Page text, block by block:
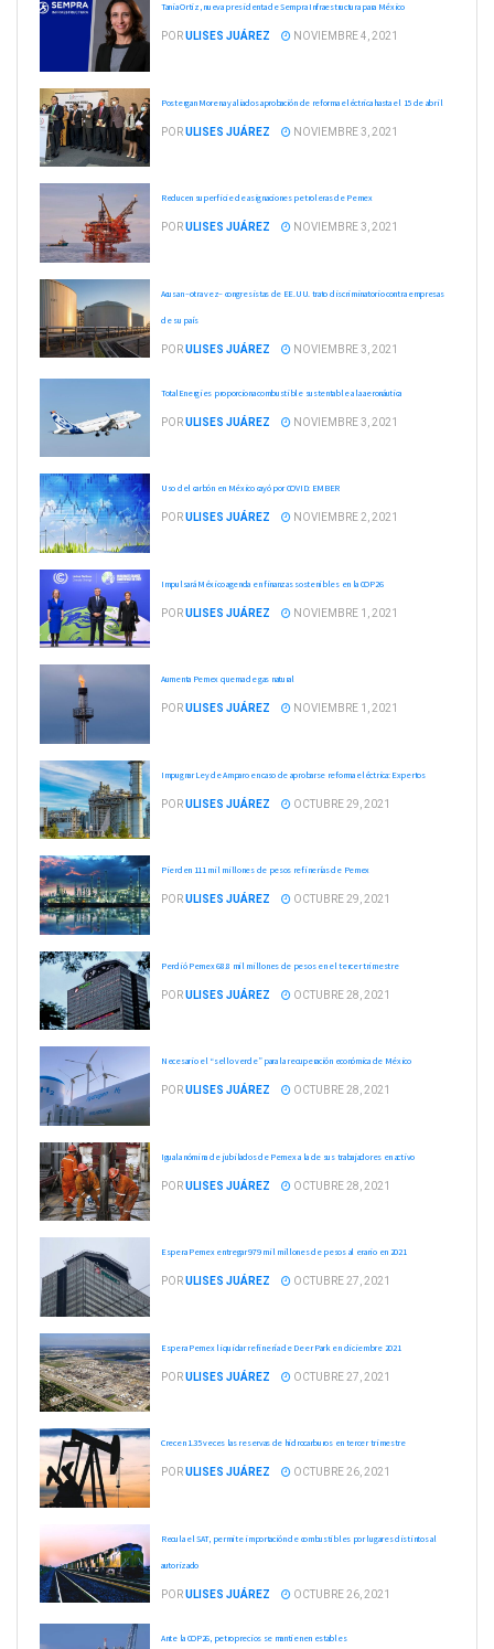
Tania Ortiz, nueva presidenta de Sempra Infraestructura para México
PORULISES JUÁREZ NOVIEMBRE 4, 2021
Postergan Morena y aliados aprobación de reforma eléctrica hasta el 15 de abril
PORULISES JUÁREZ NOVIEMBRE 3, 2021
Reducen superficie de asignaciones petroleras de Pemex
PORULISES JUÁREZ NOVIEMBRE 3, 2021
Acusan –otra vez– congresistas de EE.UU. trato discriminatorio contra empresas
de su país
PORULISES JUÁREZ NOVIEMBRE 3, 2021
TotalEnergies proporciona combustible sustentable a la aeronáutica
PORULISES JUÁREZ NOVIEMBRE 3, 2021
Uso del carbón en México cayó por COVID: EMBER
PORULISES JUÁREZ NOVIEMBRE 2, 2021
Impulsará México agenda en finanzas sostenibles en la COP26
PORULISES JUÁREZ NOVIEMBRE 1, 2021
Aumenta Pemex quema de gas natural
PORULISES JUÁREZ NOVIEMBRE 1, 2021
Impugnar Ley de Amparo en caso de aprobarse reforma eléctrica: Expertos
PORULISES JUÁREZ OCTUBRE 29, 2021
Pierden 111 mil millones de pesos refinerías de Pemex
PORULISES JUÁREZ OCTUBRE 29, 2021
Perdió Pemex 68.8 mil millones de pesos en el tercer trimestre
PORULISES JUÁREZ OCTUBRE 28, 2021
Necesario el “sello verde” para la recuperación económica de México
PORULISES JUÁREZ OCTUBRE 28, 2021
Iguala nómina de jubilados de Pemex a la de sus trabajadores en activo
PORULISES JUÁREZ OCTUBRE 28, 2021
Espera Pemex entregar 979 mil millones de pesos al erario en 2021
PORULISES JUÁREZ OCTUBRE 27, 2021
Espera Pemex liquidar refinería de Deer Park en diciembre 2021
PORULISES JUÁREZ OCTUBRE 27, 2021
Crecen 1.35 veces las reservas de hidrocarburos en tercer trimestre
PORULISES JUÁREZ OCTUBRE 26, 2021
Recula el SAT, permite importación de combustibles por lugares distintos al
autorizado
PORULISES JUÁREZ OCTUBRE 26, 2021
Ante la COP26, petroprecios se mantienen estables